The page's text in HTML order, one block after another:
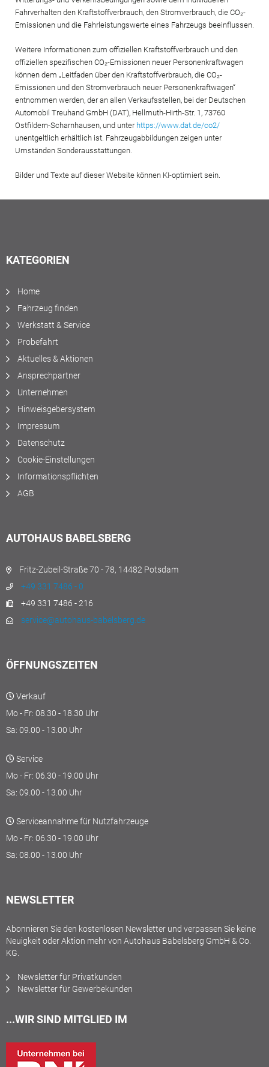
Fahrverhalten den Kraftstoffverbrauch, den Stromverbrauch, die CO₂-
Emissionen und die Fahrleistungswerte eines Fahrzeugs beeinflussen.
Weitere Informationen zum offiziellen Kraftstoffverbrauch und den
offiziellen spezifischen CO₂-Emissionen neuer Personenkraftwagen
können dem „Leitfaden über den Kraftstoffverbrauch, die CO₂-
Emissionen und den Stromverbrauch neuer Personenkraftwagen“
entnommen werden, der an allen Verkaufsstellen, bei der Deutschen
Automobil Treuhand GmbH (DAT), Hellmuth-Hirth-Str. 1, 73760
Ostfildern-Scharnhausen, und unter https://www.dat.de/co2/
unentgeltlich erhältlich ist. Fahrzeugabbildungen zeigen unter
Umständen Sonderausstattungen.
Bilder und Texte auf dieser Website können KI-optimiert sein.
KATEGORIEN
Home
Fahrzeug finden
Werkstatt & Service
Probefahrt
Aktuelles & Aktionen
Ansprechpartner
Unternehmen
Hinweisgebersystem
Impressum
Datenschutz
Cookie-Einstellungen
Informationspflichten
AGB
AUTOHAUS BABELSBERG
Fritz-Zubeil-Straße 70 - 78, 14482 Potsdam
+49 331 7486 - 0
+49 331 7486 - 216
service@autohaus-babelsberg.de
ÖFFNUNGSZEITEN
Verkauf
Mo - Fr: 08.30 - 18.30 Uhr
Sa: 09.00 - 13.00 Uhr
Service
Mo - Fr: 06.30 - 19.00 Uhr
Sa: 09.00 - 13.00 Uhr
Serviceannahme für Nutzfahrzeuge
Mo - Fr: 06.30 - 19.00 Uhr
Sa: 08.00 - 13.00 Uhr
NEWSLETTER
Abonnieren Sie den kostenlosen Newsletter und verpassen Sie keine
Neuigkeit oder Aktion mehr von Autohaus Babelsberg GmbH & Co.
KG.
Newsletter für Privatkunden
Newsletter für Gewerbekunden
...WIR SIND MITGLIED IM